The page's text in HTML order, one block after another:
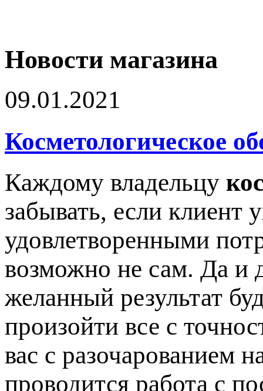
Новости магазина
09.01.2021
Косметологическое
Каждому владельцу
забывать, если клиент
удовлетворенными
возможно не сам. Да и
желанный результат
произойти все с
вас с разочарованием
проводится работа с